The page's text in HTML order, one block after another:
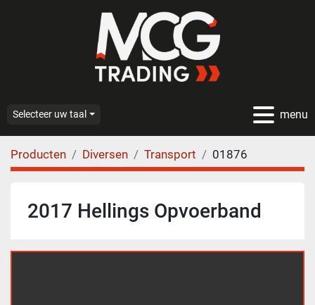
menu
Selecteer uw taal
Producten Diversen Transport 01876
2017 Hellings Opvoerband